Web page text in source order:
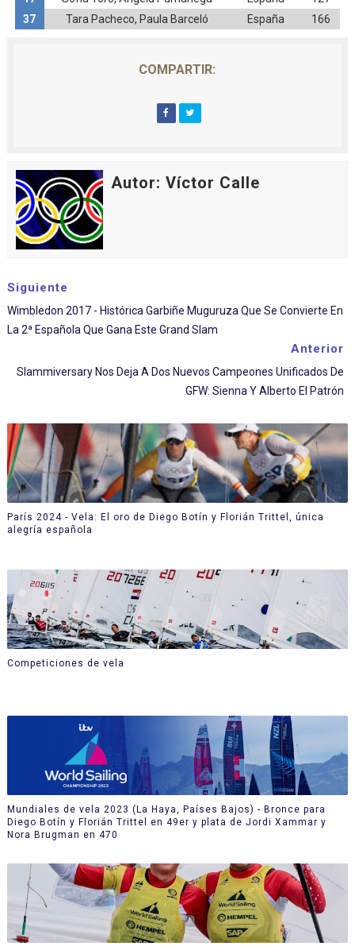
37
Tara Pacheco, Paula Barceló España 166
COMPARTIR:
Autor: Víctor Calle
Siguiente
Wimbledon 2017 - Histórica Garbiñe Muguruza Que Se Convierte En
La 2ª Española Que Gana Este Grand Slam
Anterior
Slammiversary Nos Deja A Dos Nuevos Campeones Unificados De
GFW: Sienna Y Alberto El Patrón
París 2024 - Vela: El oro de Diego Botín y Florián Trittel, única
alegría española
Competiciones de vela
Mundiales de vela 2023 (La Haya, Países Bajos) - Bronce para
Diego Botín y Florián Trittel en 49er y plata de Jordi Xammar y
Nora Brugman en 470